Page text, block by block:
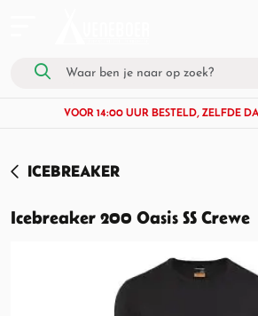
VOOR 14:00 UUR BESTELD, ZELFDE
ICEBREAKER
Icebreaker 200 Oasis SS Crewe